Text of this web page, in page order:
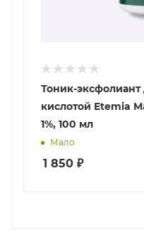
Тоник-
кислотой Etemia
1%, 100 мл
Мало
1 850 ₽